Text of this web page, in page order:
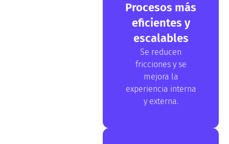
Procesos más
eficientes y
escalables
Se reducen
fricciones y se
mejora la
experiencia interna
y externa.